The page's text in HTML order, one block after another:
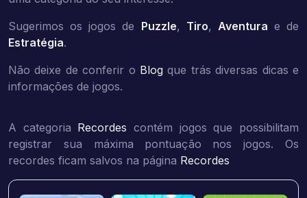
Sugerimos os jogos de Puzzle, Tiro, Aventura e de
Estratégia.
Não deixe de conferir o Blog que trás diversas dicas e
informações de jogos.
A categoria Recordes contém jogos que possibilitam
registrar sua máxima pontuação nos jogos. Os
recordes ficam salvos na página Recordes